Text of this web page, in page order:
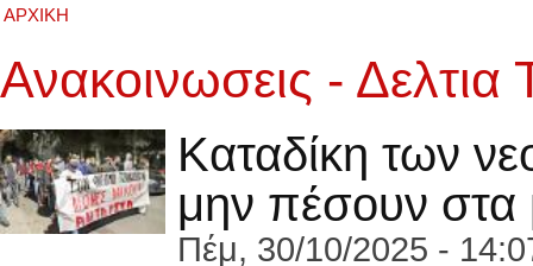
ΑΡΧΙΚΉ
Ανακοινωσεις - Δελτια
Καταδίκη των
μην πέσουν στα
Πέμ, 30/10/2025 -